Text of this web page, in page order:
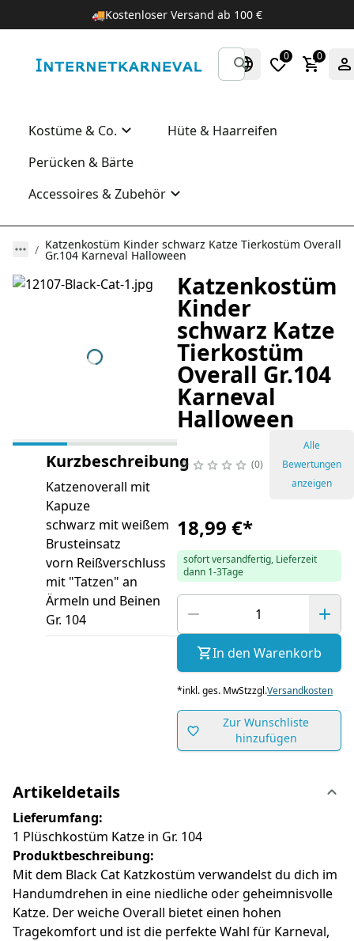
🚚Kostenloser Versand ab 100 €
0 0
Kostüme & Co.
Hüte & Haarreifen
Perücken & Bärte
Accessoires & Zubehör
Katzenkostüm Kinder schwarz Katze Tierkostüm Overall
Gr.104 Karneval Halloween
Kurzbeschreibung
Katzenoverall mit
Kapuze
schwarz mit weißem
Brusteinsatz
vorn Reißverschluss
mit "Tatzen" an
Ärmeln und Beinen
Gr. 104
Katzenkostüm
Kinder
schwarz Katze
Tierkostüm
Overall Gr.104
Karneval
Halloween
0
Alle
Bewertungen
anzeigen
18,99 €*
sofort versandfertig, Lieferzeit
dann 1-3Tage
In den Warenkorb
*inkl. ges. MwStzzgl.Versandkosten
Zur Wunschliste
hinzufügen
Artikeldetails
Lieferumfang:
1 Plüschkostüm Katze in Gr. 104
Produktbeschreibung:
Mit dem Black Cat Katzkostüm verwandelst du dich im
Handumdrehen in eine niedliche oder geheimnisvolle
Katze. Der weiche Overall bietet einen hohen
Tragekomfort und ist die perfekte Wahl für Karneval,